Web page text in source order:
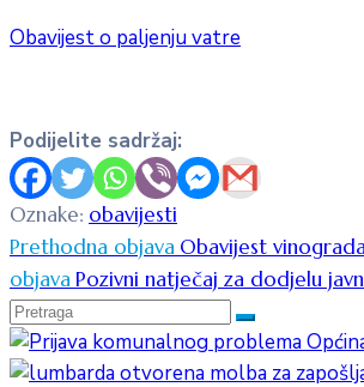
Obavijest o paljenju vatre
Podijelite sadržaj:
Oznake: obavijesti
Prethodna objava Obavijest
objavaPozivni natječaj za dodjelu